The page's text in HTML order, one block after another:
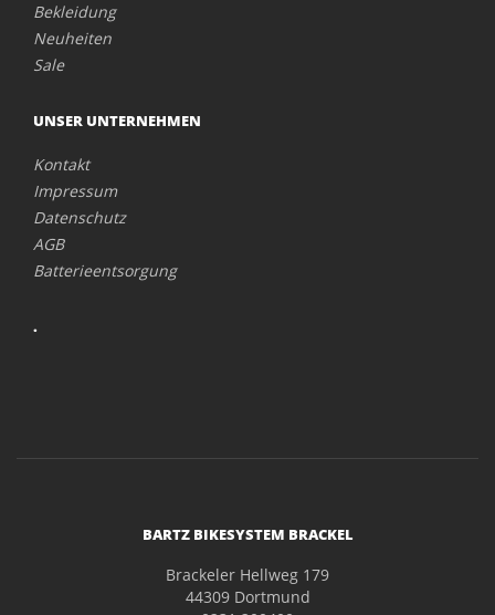
Bekleidung
Neuheiten
Sale
UNSER UNTERNEHMEN
Kontakt
Impressum
Datenschutz
AGB
Batterieentsorgung
.
BARTZ BIKESYSTEM BRACKEL
Brackeler Hellweg 179
44309 Dortmund